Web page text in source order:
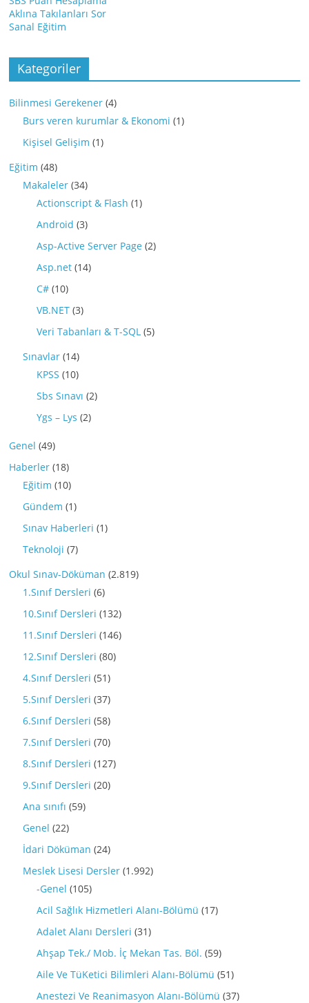
Aklına Takılanları Sor
Sanal Eğitim
Kategoriler
Bilinmesi Gerekener (4)
Burs veren kurumlar & Ekonomi (1)
Kişisel Gelişim (1)
Eğitim (48)
Makaleler (34)
Actionscript & Flash (1)
Android (3)
Asp-Active Server Page (2)
Asp.net (14)
C# (10)
VB.NET (3)
Veri Tabanları & T-SQL (5)
Sınavlar (14)
KPSS (10)
Sbs Sınavı (2)
Ygs – Lys (2)
Genel (49)
Haberler (18)
Eğitim (10)
Gündem (1)
Sınav Haberleri (1)
Teknoloji (7)
Okul Sınav-Döküman (2.819)
1.Sınıf Dersleri (6)
10.Sınıf Dersleri (132)
11.Sınıf Dersleri (146)
12.Sınıf Dersleri (80)
4.Sınıf Dersleri (51)
5.Sınıf Dersleri (37)
6.Sınıf Dersleri (58)
7.Sınıf Dersleri (70)
8.Sınıf Dersleri (127)
9.Sınıf Dersleri (20)
Ana sınıfı (59)
Genel (22)
İdari Döküman (24)
Meslek Lisesi Dersler (1.992)
-Genel (105)
Acil Sağlık Hizmetleri Alanı-Bölümü (17)
Adalet Alanı Dersleri (31)
Ahşap Tek./ Mob. İç Mekan Tas. Böl. (59)
Aile Ve TüKetici Bilimleri Alanı-Bölümü (51)
Anestezi Ve Reanimasyon Alanı-Bölümü (37)